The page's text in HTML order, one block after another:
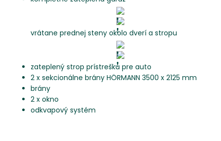
vrátane prednej steny okolo dverí a stropu
zateplený strop prístrešku pre auto
2 x sekcionálne brány HÖRMANN 3500 x 2125 mm
brány
2 x okno
odkvapový systém